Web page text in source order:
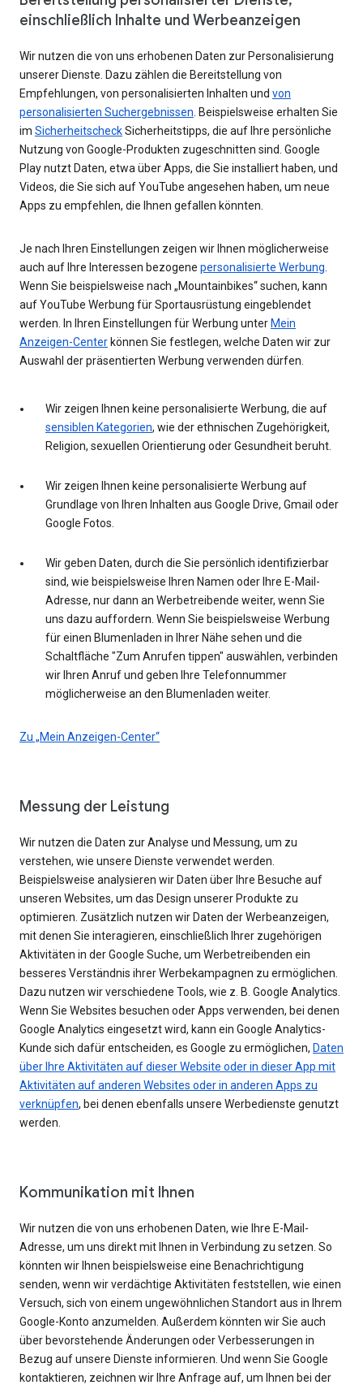
einschließlich Inhalte und Werbeanzeigen
Wir nutzen die von uns erhobenen Daten zur Personalisierung
unserer Dienste. Dazu zählen die Bereitstellung von
Empfehlungen, von personalisierten Inhalten und von
personalisierten Suchergebnissen . Beispielsweise erhalten Sie
im SicherheitscheckSicherheitstipps, die auf Ihre persönliche
Nutzung von Google-Produkten zugeschnitten sind. Google
Play nutzt Daten, etwa über Apps, die Sie installiert haben, und
Videos, die Sie sich auf YouTube angesehen haben, um neue
Apps zu empfehlen, die Ihnen gefallen könnten.
Je nach Ihren Einstellungen zeigen wir Ihnen möglicherweise
auch auf Ihre Interessen bezogene personalisierte Werbung
Wenn Sie beispielsweise nach „Mountainbikes“ suchen, kann
auf YouTube Werbung für Sportausrüstung eingeblendet
werden. In Ihren Einstellungen für Werbung unter Mein
Anzeigen-Center können Sie festlegen, welche Daten wir zur
Auswahl der präsentierten Werbung verwenden dürfen.
Wir zeigen Ihnen keine personalisierte Werbung, die auf
sensiblen Kategorien, wie der ethnischen Zugehörigkeit,
Religion, sexuellen Orientierung oder Gesundheit beruht.
Wir zeigen Ihnen keine personalisierte Werbung auf
Grundlage von Ihren Inhalten aus Google Drive, Gmail oder
Google Fotos.
Wir geben Daten, durch die Sie persönlich identifizierbar
sind, wie beispielsweise Ihren Namen oder Ihre E-Mail-
Adresse, nur dann an Werbetreibende weiter, wenn Sie
uns dazu auffordern. Wenn Sie beispielsweise Werbung
für einen Blumenladen in Ihrer Nähe sehen und die
Schaltfläche "Zum Anrufen tippen" auswählen, verbinden
wir Ihren Anruf und geben Ihre Telefonnummer
möglicherweise an den Blumenladen weiter.
Zu „Mein Anzeigen-Center“
Messung der Leistung
Wir nutzen die Daten zur Analyse und Messung, um zu
verstehen, wie unsere Dienste verwendet werden.
Beispielsweise analysieren wir Daten über Ihre Besuche auf
unseren Websites, um das Design unserer Produkte zu
optimieren. Zusätzlich nutzen wir Daten der Werbeanzeigen,
mit denen Sie interagieren, einschließlich Ihrer zugehörigen
Aktivitäten in der Google Suche, um Werbetreibenden ein
besseres Verständnis ihrer Werbekampagnen zu ermöglichen.
Dazu nutzen wir verschiedene Tools, wie z. B. Google Analytics.
Wenn Sie Websites besuchen oder Apps verwenden, bei denen
Google Analytics eingesetzt wird, kann ein Google Analytics-
Kunde sich dafür entscheiden, es Google zu ermöglichen, Daten
über Ihre Aktivitäten auf dieser Website oder in dieser App mit
Aktivitäten auf anderen Websites oder in anderen Apps zu
verknüpfen, bei denen ebenfalls unsere Werbedienste genutzt
werden.
Kommunikation mit Ihnen
Wir nutzen die von uns erhobenen Daten, wie Ihre E-Mail-
Adresse, um uns direkt mit Ihnen in Verbindung zu setzen. So
könnten wir Ihnen beispielsweise eine Benachrichtigung
senden, wenn wir verdächtige Aktivitäten feststellen, wie einen
Versuch, sich von einem ungewöhnlichen Standort aus in Ihrem
Google-Konto anzumelden. Außerdem könnten wir Sie auch
über bevorstehende Änderungen oder Verbesserungen in
Bezug auf unsere Dienste informieren. Und wenn Sie Google
kontaktieren, zeichnen wir Ihre Anfrage auf, um Ihnen bei der